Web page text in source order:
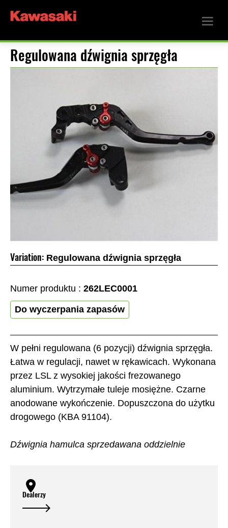
Regulowana dźwignia sprzęgła
W pełni regulowana (6 pozycji) dźwignia sprzęgła.
Łatwa w regulacji, nawet w rękawicach. Wykonana
przez LSL z wysokiej jakości frezowanego
aluminium. Wytrzymałe tuleje mosiężne. Czarne
anodowane wykończenie. Dopuszczona do użytku
drogowego (KBA 91104).
Dźwignia hamulca sprzedawana oddzielnie
Variation: Regulowana dźwignia sprzęgła
Numer produktu : 262LEC0001
Do wyczerpania zapasów
Dealerzy